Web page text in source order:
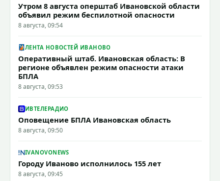
Утром 8 августа оперштаб Ивановской области
объявил режим беспилотной опасности
8 августа, 09:54
ЛЕНТА НОВОСТЕЙ ИВАНОВО
Оперативный штаб. Ивановская область: В
регионе объявлен режим опасности атаки
БПЛА
8 августа, 09:53
ИВТЕЛЕРАДИО
Оповещение БПЛА Ивановская область
8 августа, 09:50
IVANOVONEWS
Городу Иваново исполнилось 155 лет
8 августа, 09:45